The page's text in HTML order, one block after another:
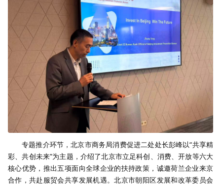
专题推介环节，北京市商务局消费促进二处处长彭峰以“共享精
彩、共创未来”为主题，介绍了北京市立足科创、消费、开放等六大
核心优势，推出五项面向全球企业的扶持政策，诚邀荷兰企业来京
合作，共赴服贸会共享发展机遇。北京市朝阳区发展和改革委员会